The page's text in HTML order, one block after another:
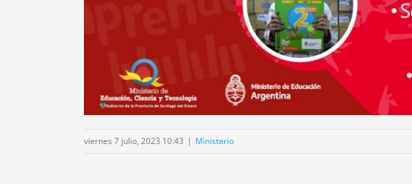
viernes 7 julio, 2023 10:43 | Ministerio